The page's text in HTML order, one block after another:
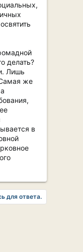
делать?
Лишь
же
в
для ответа.